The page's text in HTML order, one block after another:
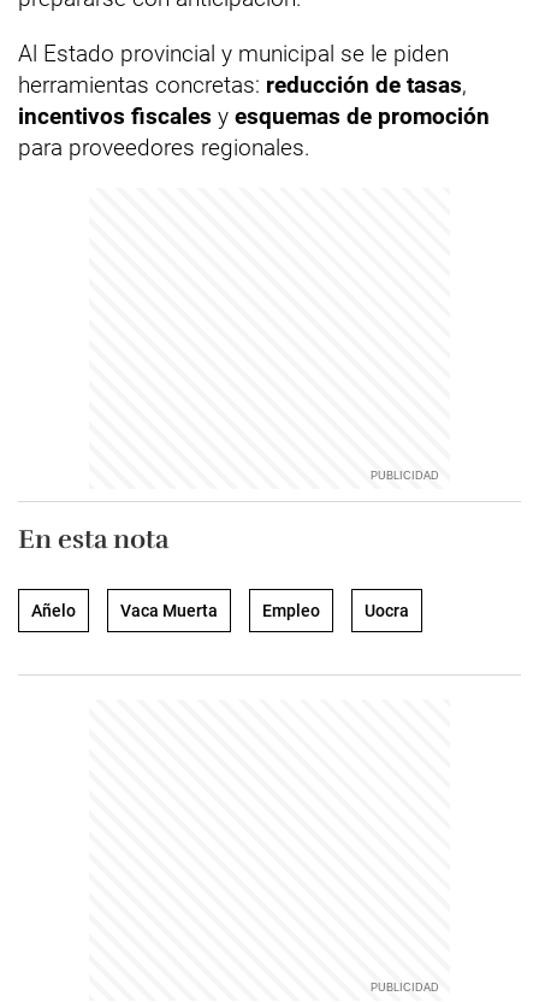
Al Estado provincial y municipal se le piden
herramientas concretas: reducción de tasas,
incentivos fiscales y esquemas de promoción
para proveedores regionales.
En esta nota
Añelo Vaca Muerta Empleo Uocra